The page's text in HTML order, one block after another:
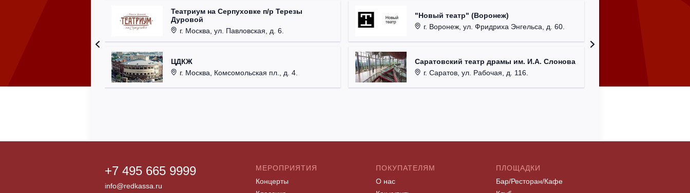
Театриум на Серпуховке п/р Терезы
Дуровой
г. Москва, ул. Павловская, д. 6.
ЦДКЖ
г. Москва, Комсомольская пл., д. 4.
"Новый театр" (Воронеж)
г. Воронеж, ул. Фридриха Энгельса, д. 60.
Саратовский театр драмы им. И.А. Слонова
г. Саратов, ул. Рабочая, д. 116.
+7 495 665 9999
info@redkassa.ru
МЕРОПРИЯТИЯ
Концерты
ПОКУПАТЕЛЯМ
О нас
ПЛОЩАДКИ
Бар/Ресторан/Кафе